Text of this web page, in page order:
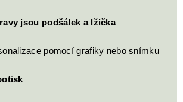
jsou podšálek a lžička
pomocí grafiky nebo snímku